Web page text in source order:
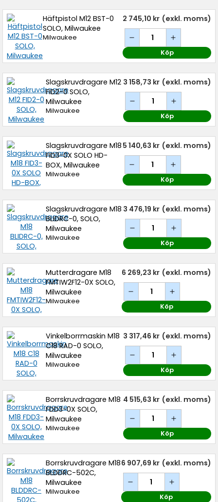
Häftpistol M12 BST-0
SOLO, Milwaukee
Milwaukee
2 745,10 kr (exkl. moms)
Köp
Slagskruvdragare M12
FID2-0 SOLO,
Milwaukee
Milwaukee
3 158,73 kr (exkl. moms)
Köp
Slagskruvdragare M18
FID3-0X SOLO HD-
BOX, Milwaukee
Milwaukee
5 140,63 kr (exkl. moms)
Köp
Slagskruvdragare M18
BLIDRC-0, SOLO,
Milwaukee
Milwaukee
3 476,19 kr (exkl. moms)
Köp
Mutterdragare M18
FMTIW2F12-0X SOLO,
Milwaukee
Milwaukee
6 269,23 kr (exkl. moms)
Köp
Vinkelborrmaskin M18
C18 RAD-0 SOLO,
Milwaukee
Milwaukee
3 317,46 kr (exkl. moms)
Köp
Borrskruvdragare M18
FDD3-0X SOLO,
Milwaukee
Milwaukee
4 515,63 kr (exkl. moms)
Köp
Borrskruvdragare M18
BLDDRC-502C,
Milwaukee
Milwaukee
6 907,69 kr (exkl. moms)
Köp